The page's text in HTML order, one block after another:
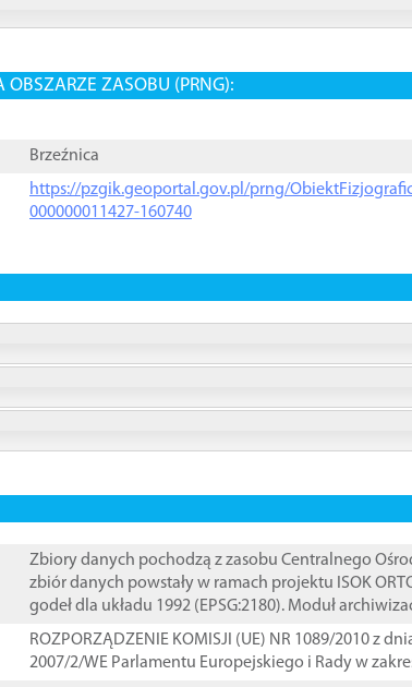
OBSZARZE ZASOBU (PRNG):
Brzeźnica
https://pzgik.geoportal.gov.pl/prng/
000000011427-160740
Zbiory danych pochodzą z zasobu Centralnego
zbiór danych powstały w ramach projektu ISOK
godeł dla układu 1992 (EPSG:2180). Moduł
ROZPORZĄDZENIE KOMISJI (UE) NR 1089/2010 z
2007/2/WE Parlamentu Europejskiego i Rady w